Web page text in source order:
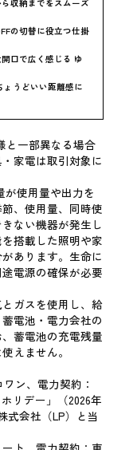
収納までをスムーズ
の切替に役立つ仕掛
口で広く感じる ゆ
うどいい距離感に
と一部異なる場合
家電は取引対象に
が使用量や出力を
、使用量、同時使
ない機器が発生し
搭載した照明や家
あります。生命に
電源の確保が必要
ガスを使用し、給
電池・電力会社の
蓄電池の充電残量
えません。
ン、電力契約：
リデー」（2026年
式会社（LP）と当